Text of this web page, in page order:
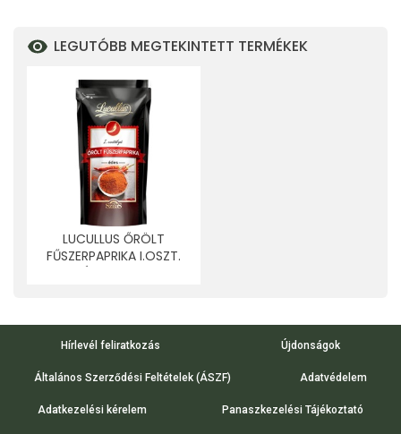
LEGUTÓBB MEGTEKINTETT TERMÉKEK
LUCULLUS ŐRÖLT
FŰSZERPAPRIKA I.OSZT.
Hírlevél feliratkozás Újdonságok
Általános Szerződési Feltételek (ÁSZF) Adatvédelem
Adatkezelési kérelem Panaszkezelési Tájékoztató